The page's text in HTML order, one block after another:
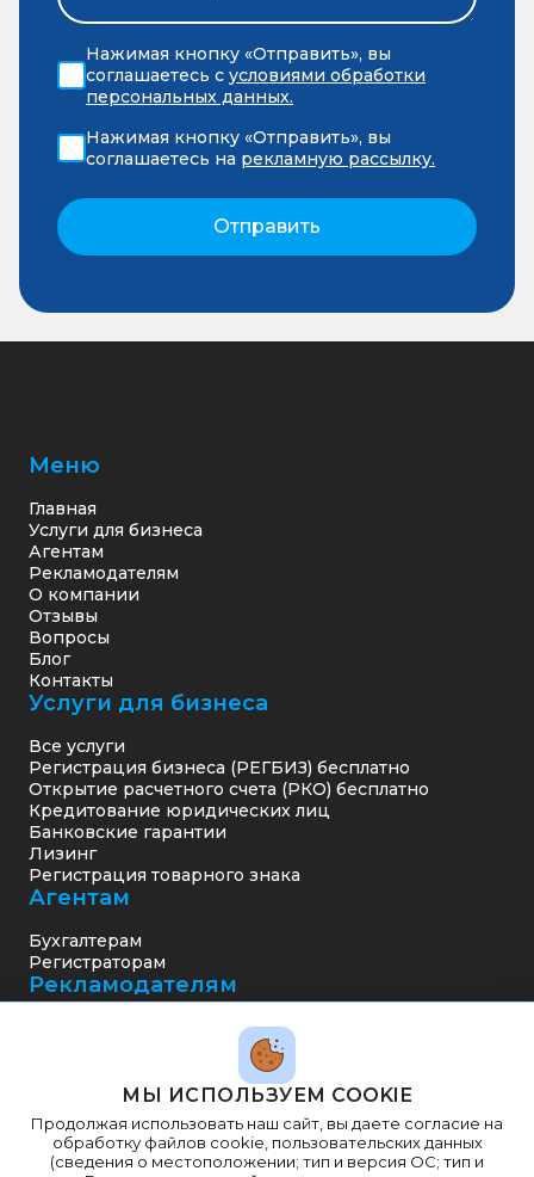
Нажимая кнопку «Отправить», вы
соглашаетесь с условиями обработки
персональных данных.
Нажимая кнопку «Отправить», вы
соглашаетесь на рекламную рассылку.
Отправить
Меню
Главная
Услуги для бизнеса
Агентам
Рекламодателям
О компании
Отзывы
Вопросы
Блог
Контакты
Услуги для бизнеса
Все услуги
Регистрация бизнеса (РЕГБИЗ) бесплатно
Открытие расчетного счета (РКО) бесплатно
Кредитование юридических лиц
Банковские гарантии
Лизинг
Регистрация товарного знака
Агентам
Бухгалтерам
Регистраторам
Рекламодателям
+7 (999) 278-64-04
info@bs-rko.ru
ООО «Бизнес Система»
МЫ ИСПОЛЬЗУЕМ COOKIE
Продолжая использовать наш сайт, вы даете согласие на
обработку файлов cookie, пользовательских данных
(сведения о местоположении; тип и версия ОС; тип и